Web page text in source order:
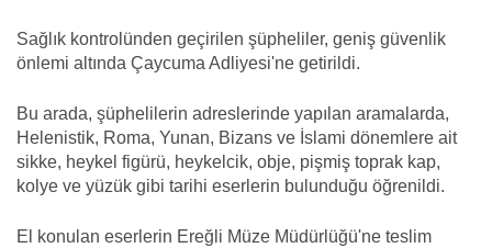
Sağlık kontrolünden geçirilen şüpheliler, geniş güvenlik
önlemi altında Çaycuma Adliyesi'ne getirildi.
Bu arada, şüphelilerin adreslerinde yapılan aramalarda,
Helenistik, Roma, Yunan, Bizans ve İslami dönemlere ait
sikke, heykel figürü, heykelcik, obje, pişmiş toprak kap,
kolye ve yüzük gibi tarihi eserlerin bulunduğu öğrenildi.
El konulan eserlerin Ereğli Müze Müdürlüğü'ne teslim